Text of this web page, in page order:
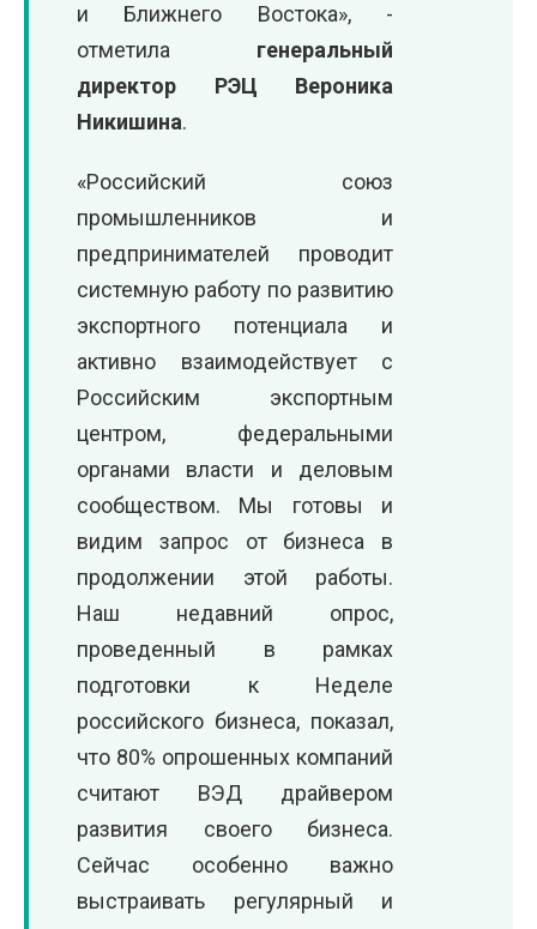
и Ближнего Востока», -
отметила генеральный
директор РЭЦ Вероника
Никишина.
«Российский союз
промышленников и
предпринимателей проводит
системную работу по развитию
экспортного потенциала и
активно взаимодействует с
Российским экспортным
центром, федеральными
органами власти и деловым
сообществом. Мы готовы и
видим запрос от бизнеса в
продолжении этой работы.
Наш недавний опрос,
проведенный в рамках
подготовки к Неделе
российского бизнеса, показал,
что 80% опрошенных компаний
считают ВЭД драйвером
развития своего бизнеса.
Сейчас особенно важно
выстраивать регулярный и